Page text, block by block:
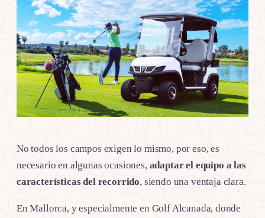
No todos los campos exigen lo mismo, por eso, es
necesario en algunas ocasiones, adaptar el equipo a las
características del recorrido, siendo una ventaja clara.
En Mallorca, y especialmente en Golf Alcanada, donde